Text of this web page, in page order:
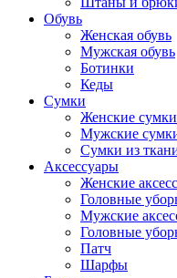
Обувь
Женская обувь
Мужская обувь
Ботинки
Кеды
Сумки
Женские сумки
Мужские
Сумки из
Аксессуары
Женские
Головные
Мужские
Головные
Патч
Шарфы